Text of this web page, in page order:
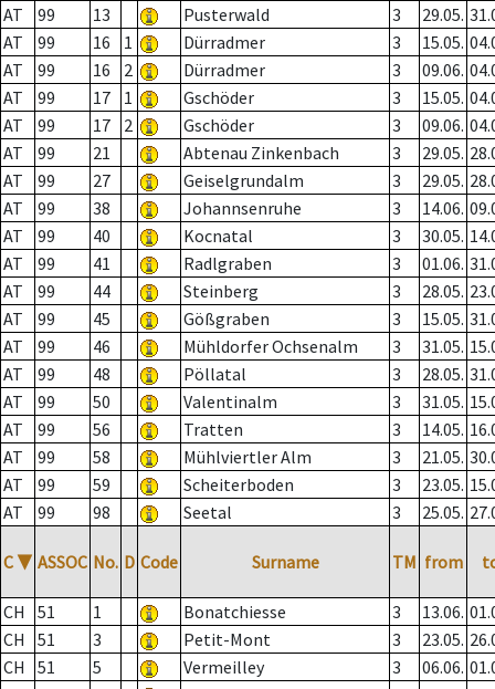
AT
99 13 Pusterwald 3 29.05.
AT
99 16 1 Dürradmer 3 15.05.
AT
99 16 2 Dürradmer 3 09.06.
AT
99 17 1 Gschöder 3 15.05.
AT
99 17 2 Gschöder 3 09.06.
AT
99 21 Abtenau Zinkenbach 3 29.05.
AT
99 27 Geiselgrundalm 3 29.05.
AT
99 38 Johannsenruhe 3 14.06.
AT
99 40 Kocnatal 3 30.05.
AT
99 41 Radlgraben 3 01.06.
AT
99 44 Steinberg 3 28.05.
AT
99 45 Gößgraben 3 15.05.
AT
99 46 Mühldorfer Ochsenalm 3 31.05.
AT
99 48 Pöllatal 3 28.05.
AT
99 50 Valentinalm 3 31.05.
AT
99 56 Tratten 3 14.05.
AT
99 58 Mühlviertler Alm 3 21.05.
AT
99 59 Scheiterboden 3 23.05.
AT
99 98 Seetal 3 25.05.
C ▼ ASSOC No. D Code Surname TM from
CH 51 1 Bonatchiesse 3 13.06.
CH
51 3 Petit-Mont 3 23.05.
CH
51 5 Vermeilley 3 06.06.